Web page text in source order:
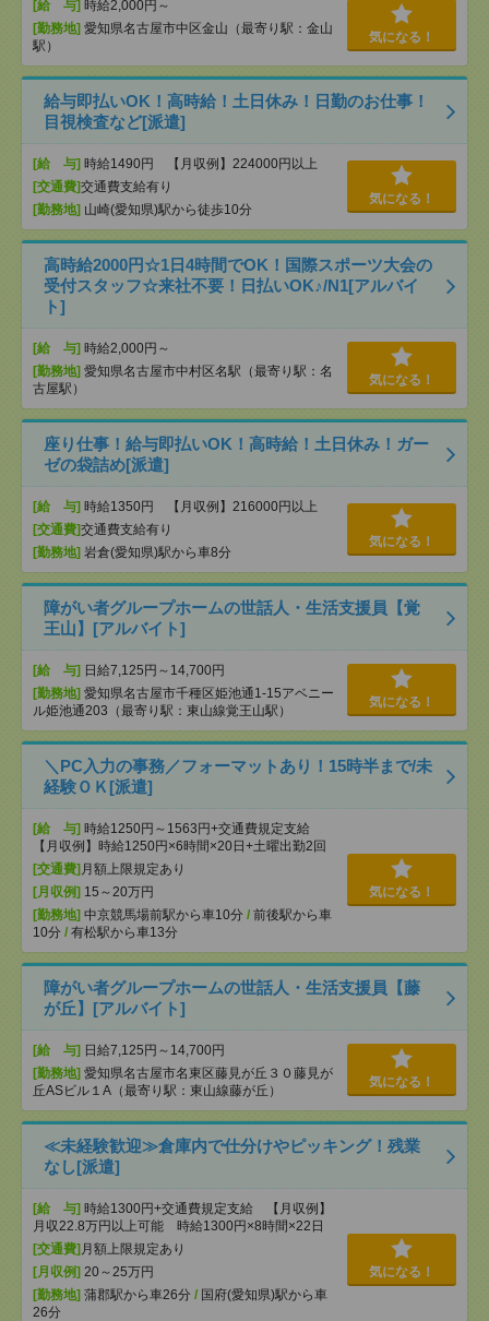
[給 与] 時給2,000円～
[勤務地] 愛知県名古屋市中区金山（最寄り駅：金山
駅）
気になる！
給与即払いOK！高時給！土日休み！日勤のお仕事！
目視検査など[派遣]
[給 与] 時給1490円 【月収例】224000円以上
[交通費]交通費支給有り
[勤務地] 山崎(愛知県)駅から徒歩10分
気になる！
高時給2000円☆1日4時間でOK！国際スポーツ大会の
受付スタッフ☆来社不要！日払いOK♪/N1[アルバイ
ト]
[給 与] 時給2,000円～
[勤務地] 愛知県名古屋市中村区名駅（最寄り駅：名
古屋駅）
気になる！
座り仕事！給与即払いOK！高時給！土日休み！ガー
ゼの袋詰め[派遣]
[給 与] 時給1350円 【月収例】216000円以上
[交通費]交通費支給有り
[勤務地] 岩倉(愛知県)駅から車8分
気になる！
障がい者グループホームの世話人・生活支援員【覚
王山】[アルバイト]
[給 与] 日給7,125円～14,700円
[勤務地] 愛知県名古屋市千種区姫池通1-15アベニー
ル姫池通203（最寄り駅：東山線覚王山駅）
気になる！
＼PC入力の事務／フォーマットあり！15時半まで/未
経験ＯＫ[派遣]
[給 与] 時給1250円～1563円+交通費規定支給
【月収例】時給1250円×6時間×20日+土曜出勤2回
[交通費] 月額上限規定あり
[月収例] 15～20万円
[勤務地] 中京競馬場前駅から車10分 / 前後駅から車
10分 / 有松駅から車13分
気になる！
障がい者グループホームの世話人・生活支援員【藤
が丘】[アルバイト]
[給 与] 日給7,125円～14,700円
[勤務地] 愛知県名古屋市名東区藤見が丘３０藤見が
丘ASビル１A（最寄り駅：東山線藤が丘）
気になる！
≪未経験歓迎≫倉庫内で仕分けやピッキング！残業
なし[派遣]
[給 与] 時給1300円+交通費規定支給 【月収例】
月収22.8万円以上可能 時給1300円×8時間×22日
[交通費] 月額上限規定あり
[月収例] 20～25万円
[勤務地] 蒲郡駅から車26分 / 国府(愛知県)駅から車
26分
気になる！